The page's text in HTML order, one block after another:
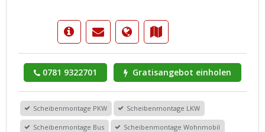
0781 9322701 Gratisangebot einholen
Scheibenmontage PKW Scheibenmontage LKW
Scheibenmontage Bus Scheibenmontage Wohnmobil